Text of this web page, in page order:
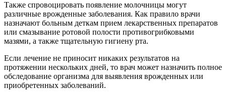
Также спровоцировать появление молочницы могут
различные врожденные заболевания. Как правило врачи
назначают больным деткам прием лекарственных препаратов
или смазывание ротовой полости противогрибковыми
мазями, а также тщательную гигиену рта.
Если лечение не приносит никаких результатов на
протяжении нескольких дней, то врач может назначить полное
обследование организма для выявления врожденных или
приобретенных заболеваний.